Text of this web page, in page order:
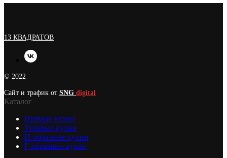
13 КВАДРАТОВ
© 2022
Сайт и трафик от SNG digital
Каталог
Прямые кухни
Угловые кухни
П-образные кухни
Г-образные кухни